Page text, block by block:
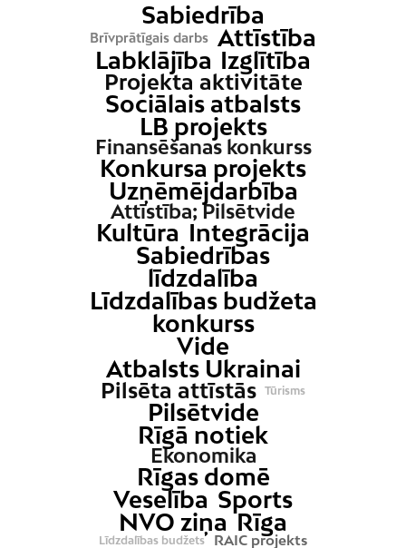
Sabiedrība
Brīvprātīgais darbs Attīstība
Labklājība Izglītība
Projekta aktivitāte
Sociālais atbalsts
LB projekts
Finansēšanas konkurss
Konkursa projekts
Uzņēmējdarbība
Attīstība; Pilsētvide
Kultūra Integrācija
Sabiedrības
līdzdalība
Līdzdalības budžeta
konkurss
Vide
Atbalsts Ukrainai
Pilsēta attīstās Tūrisms
Pilsētvide
Rīgā notiek
Ekonomika
Rīgas domē
Veselība Sports
NVO ziņa Rīga
Līdzdalības budžets RAIC projekts